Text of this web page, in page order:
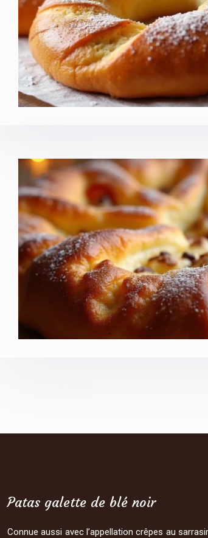
Patas galette de blé noir
Connue aussi avec l’appellation crêpes au